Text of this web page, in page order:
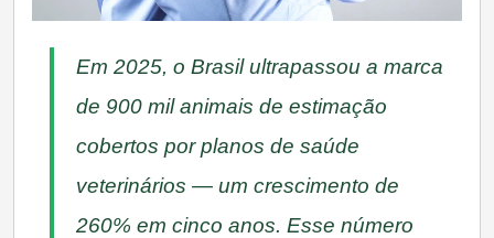
Em 2025, o Brasil ultrapassou a marca
de 900 mil animais de estimação
cobertos por planos de saúde
veterinários — um crescimento de
260% em cinco anos. Esse número